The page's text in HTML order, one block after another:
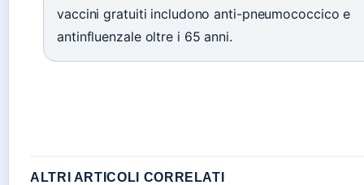
vaccini gratuiti includono anti-pneumococcico e
antinfluenzale oltre i 65 anni.
ALTRI ARTICOLI CORRELATI